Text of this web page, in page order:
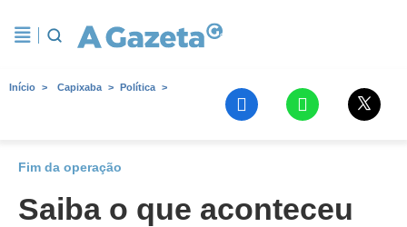
Início Capixaba Política
Fim da operação
Saiba o que aconteceu